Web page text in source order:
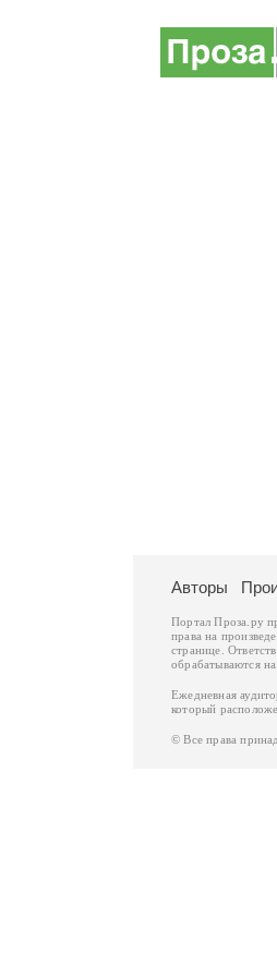
Авторы
Портал Проза.ру
права на
странице.
обрабатываются
Ежедневная
который
© Все права